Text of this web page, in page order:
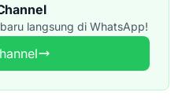
langsung di WhatsApp!